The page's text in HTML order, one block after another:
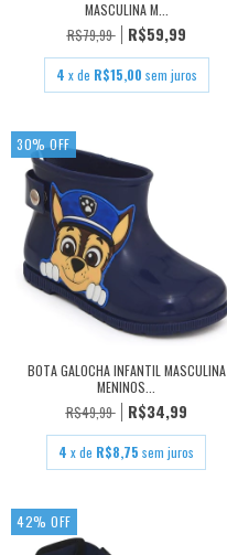
MASCULINA M...
R$79,99
R$59,99
4 x de R$15,00 sem juros
30% OFF
BOTA GALOCHA INFANTIL MASCULINA
MENINOS...
R$49,99
R$34,99
4 x de R$8,75 sem juros
42% OFF